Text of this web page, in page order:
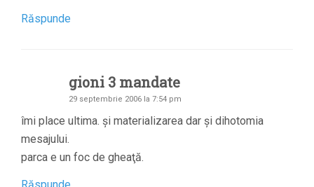
Răspunde
gioni 3 mandate
29 septembrie 2006 la 7:54 pm
îmi place ultima. şi materializarea dar şi dihotomia
mesajului.
parca e un foc de gheaţă.